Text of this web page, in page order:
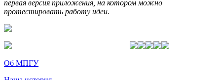
первая версия приложения, на котором можно
протестировать работу идеи.
Об МПГУ